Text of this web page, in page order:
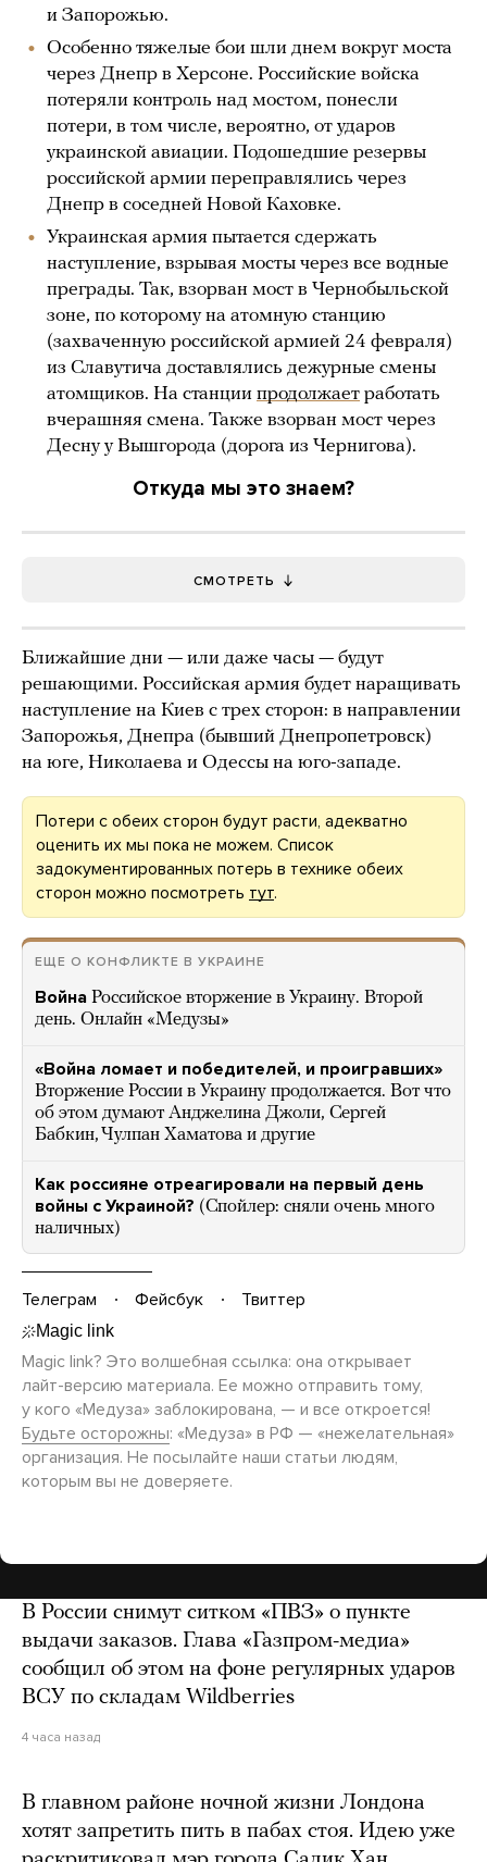
и Запорожью.
Особенно тяжелые бои шли днем вокруг моста
через Днепр в Херсоне. Российские войска
потеряли контроль над мостом, понесли
потери, в том числе, вероятно, от ударов
украинской авиации. Подошедшие резервы
российской армии переправлялись через
Днепр в соседней Новой Каховке.
Украинская армия пытается сдержать
наступление, взрывая мосты через все водные
преграды. Так, взорван мост в Чернобыльской
зоне, по которому на атомную станцию
(захваченную российской армией 24 февраля)
из Славутича доставлялись дежурные смены
атомщиков. На станции продолжает работать
вчерашняя смена. Также взорван мост через
Десну у Вышгорода (дорога из Чернигова).
Откуда мы это знаем?
СМОТРЕТЬ
Ближайшие дни — или даже часы — будут
решающими. Российская армия будет наращивать
наступление на Киев с трех сторон: в направлении
Запорожья, Днепра (бывший Днепропетровск)
на юге, Николаева и Одессы на юго-западе.
Потери с обеих сторон будут расти, адекватно
оценить их мы пока не можем. Список
задокументированных потерь в технике обеих
сторон можно посмотреть тут.
ЕЩЕ О КОНФЛИКТЕ В УКРАИНЕ
Война Российское вторжение в Украину. Второй
день. Онлайн «Медузы»
«Война ломает и победителей, и проигравших»
Вторжение России в Украину продолжается. Вот что
об этом думают Анджелина Джоли, Сергей
Бабкин, Чулпан Хаматова и другие
Как россияне отреагировали на первый день
войны с Украиной? (Спойлер: сняли очень много
наличных)
Телеграм Фейсбук Твиттер
Magic link? Это волшебная ссылка: она открывает
лайт-версию материала. Ее можно отправить тому,
у кого «Медуза» заблокирована, — и все откроется!
Будьте осторожны: «Медуза» в РФ — «нежелательная»
организация. Не посылайте наши статьи людям,
которым вы не доверяете.
В России снимут ситком «ПВЗ» о пункте
выдачи заказов. Глава «Газпром-медиа»
сообщил об этом на фоне регулярных ударов
ВСУ по складам Wildberries
4 часа назад
В главном районе ночной жизни Лондона
хотят запретить пить в пабах стоя. Идею уже